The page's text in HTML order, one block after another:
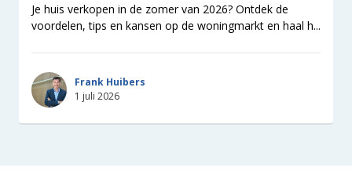
Je huis verkopen in de zomer van 2026? Ontdek de
voordelen, tips en kansen op de woningmarkt en haal h...
Frank Huibers
1 juli 2026